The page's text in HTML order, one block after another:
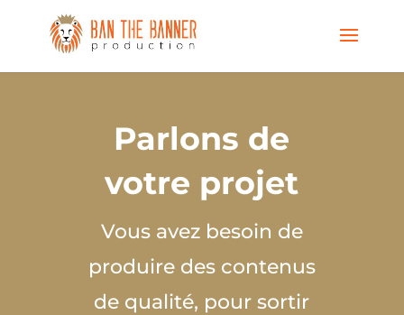
Parlons de
votre projet
Vous avez besoin de
produire des contenus
de qualité, pour sortir